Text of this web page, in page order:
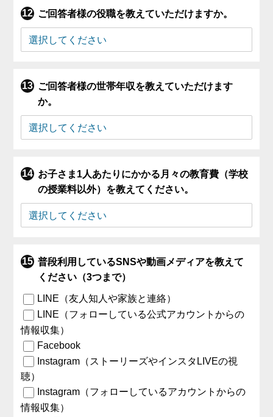
ご回答者様の役職を教えていただけますか。
ご回答者様の世帯年収を教えていただけます
か。
お子さま1人あたりにかかる月々の教育費（学校
の授業料以外）を教えてください。
普段利用しているSNSや動画メディアを教えて
ください（3つまで）
LINE（友人知人や家族と連絡）
LINE（フォローしている公式アカウントからの
情報収集）
Facebook
Instagram（ストーリーズやインスタLIVEの視
聴）
Instagram（フォローしているアカウントからの
情報収集）